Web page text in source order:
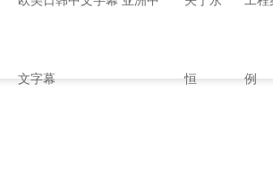
文字幕 恒 例